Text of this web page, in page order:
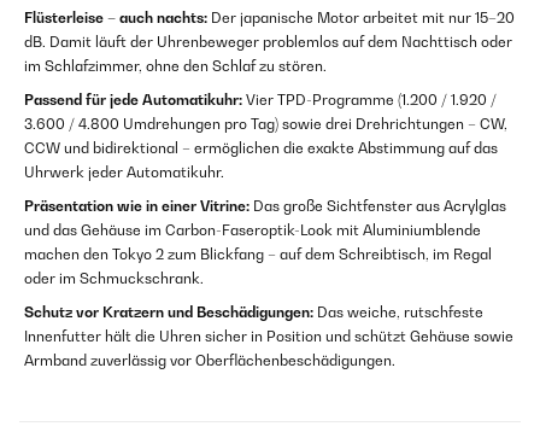
Flüsterleise – auch nachts: Der japanische Motor arbeitet mit nur 15–20
dB. Damit läuft der Uhrenbeweger problemlos auf dem Nachttisch oder
im Schlafzimmer, ohne den Schlaf zu stören.
Passend für jede Automatikuhr: Vier TPD-Programme (1.200 / 1.920 /
3.600 / 4.800 Umdrehungen pro Tag) sowie drei Drehrichtungen – CW,
CCW und bidirektional – ermöglichen die exakte Abstimmung auf das
Uhrwerk jeder Automatikuhr.
Präsentation wie in einer Vitrine: Das große Sichtfenster aus Acrylglas
und das Gehäuse im Carbon-Faseroptik-Look mit Aluminiumblende
machen den Tokyo 2 zum Blickfang – auf dem Schreibtisch, im Regal
oder im Schmuckschrank.
Schutz vor Kratzern und Beschädigungen: Das weiche, rutschfeste
Innenfutter hält die Uhren sicher in Position und schützt Gehäuse sowie
Armband zuverlässig vor Oberflächen­beschädigungen.